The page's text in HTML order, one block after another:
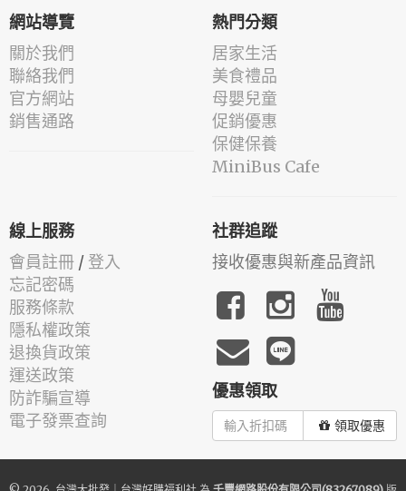
網站導覽
關於我們
聯絡我們
官方網站
銷售通路
熱門分類
居家生活
美食禮品
母嬰兒童
促銷優惠
保健保養
MiniBus Cafe
線上服務
會員註冊 / 登入
忘記密碼
服務條款
隱私權政策
退換貨政策
運送政策
防詐騙宣導
電子發票查詢
社群追蹤
接收優惠與新產品資訊
優惠領取
領取優惠